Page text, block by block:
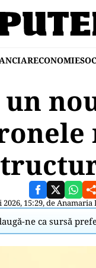
ECONOMIE
15:29, deAnamaria
ne ca sursă